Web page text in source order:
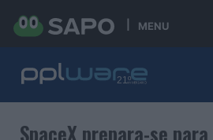
MENU
SpaceX prepara-se